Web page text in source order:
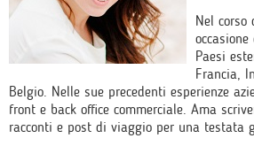
Nel
Paesi
Francia,
Belgio. Nelle sue precedenti esperienze
front e back office commerciale. Ama
racconti e post di viaggio per una testata